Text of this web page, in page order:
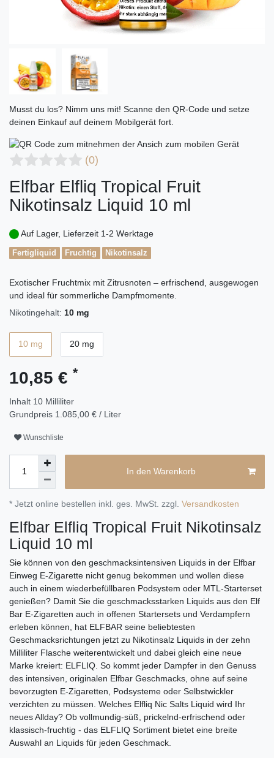
Musst du los? Nimm uns mit! Scanne den QR-Code und setze
deinen Einkauf auf deinem Mobilgerät fort.
(0)
Elfbar Elfliq Tropical Fruit
Nikotinsalz Liquid 10 ml
Auf Lager, Lieferzeit 1-2 Werktage
Fertigliquid Fruchtig Nikotinsalz
Exotischer Fruchtmix mit Zitrusnoten – erfrischend, ausgewogen
und ideal für sommerliche Dampfmomente.
Nikotingehalt: 10 mg
10 mg 20 mg
10,85 € *
Inhalt 10 Milliliter
Grundpreis 1.085,00 € / Liter
Wunschliste
In den Warenkorb
* Jetzt online bestellen inkl. ges. MwSt. zzgl. Versandkosten
Elfbar Elfliq Tropical Fruit Nikotinsalz
Liquid 10 ml
Sie können von den geschmacksintensiven Liquids in der Elfbar
Einweg E-Zigarette nicht genug bekommen und wollen diese
auch in einem wiederbefüllbaren Podsystem oder MTL-Starterset
genießen? Damit Sie die geschmacksstarken Liquids aus den Elf
Bar E-Zigaretten auch in offenen Startersets und Verdampfern
erleben können, hat ELFBAR seine beliebtesten
Geschmacksrichtungen jetzt zu Nikotinsalz Liquids in der zehn
Milliliter Flasche weiterentwickelt und dabei gleich eine neue
Marke kreiert: ELFLIQ. So kommt jeder Dampfer in den Genuss
des intensiven, originalen Elfbar Geschmacks, ohne auf seine
bevorzugten E-Zigaretten, Podsysteme oder Selbstwickler
verzichten zu müssen. Welches Elfliq Nic Salts Liquid wird Ihr
neues Allday? Ob vollmundig-süß, prickelnd-erfrischend oder
klassisch-fruchtig - das ELFLIQ Sortiment bietet eine breite
Auswahl an Liquids für jeden Geschmack.